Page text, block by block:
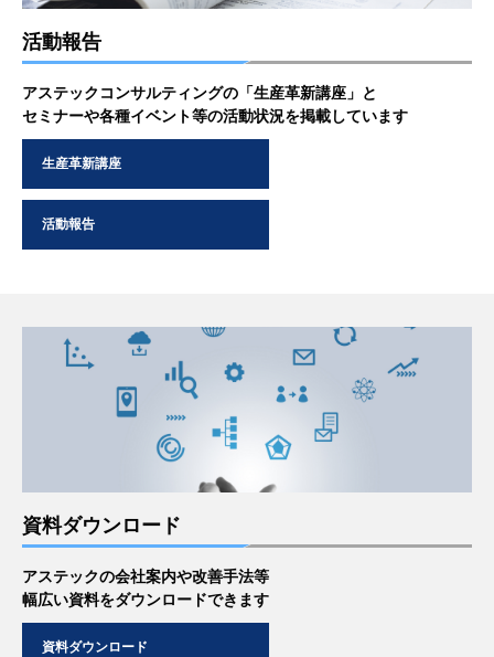
活動報告
アステックコンサルティングの「生産革新講座」と
セミナーや各種イベント等の活動状況を掲載しています
生産革新講座
活動報告
資料ダウンロード
アステックの会社案内や改善手法等
幅広い資料をダウンロードできます
資料ダウンロード